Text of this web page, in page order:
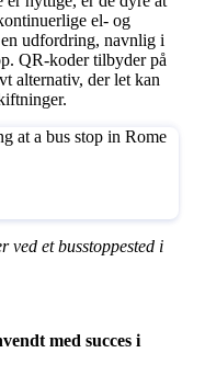
el- og
udfordring, navnlig i
QR-koder tilbyder på
alternativ, der let kan
ved et busstoppested i
med succes i